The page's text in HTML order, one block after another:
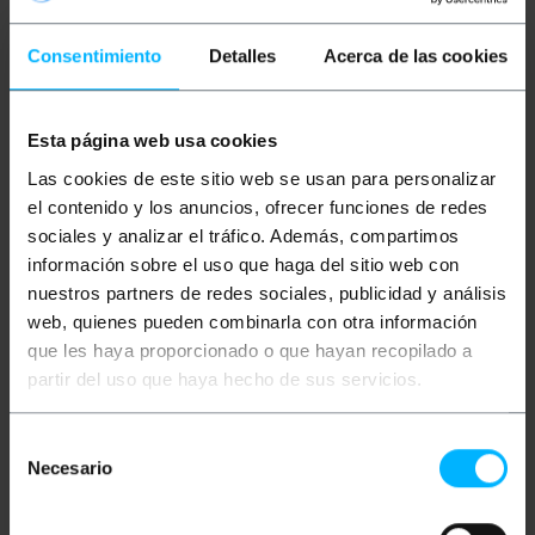
Consentimiento Detalles Acerca de las cookies
Esta página web usa cookies
Las cookies de este sitio web se usan para personalizar
el contenido y los anuncios, ofrecer funciones de redes
sociales y analizar el tráfico. Además, compartimos
información sobre el uso que haga del sitio web con
nuestros partners de redes sociales, publicidad y análisis
web, quienes pueden combinarla con otra información
que les haya proporcionado o que hayan recopilado a
partir del uso que haya hecho de sus servicios.
Necesario
Mais informações
Este cabo facilita a conexão de terminais à rede
telefônica fixa ou a sistemas de comunicação
analógica. Ele permite que o sinal seja estendido do
ponto de acesso até o dispositivo final, garantindo
o fluxo de voz ou dados em equipamentos que
operam com uma ou duas linhas ativas. Sua
configuração interna facilita a implantação de
extensões em escritórios ou empresas onde a
mobilidade ou a mudança de localização dos
terminais telefônicos são necessárias.
Especificações
macho RJ11
Suporta a transmissão de até duas linhas